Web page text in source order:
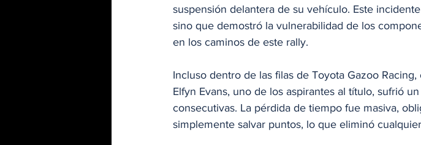
suspensión delantera de su vehículo. Este
sino que demostró la vulnerabilidad de los
en los caminos de este rally.
Incluso dentro de las filas de Toyota Gazoo
Elfyn Evans, uno de los aspirantes al título, sufrió
consecutivas. La pérdida de tiempo fue masiva,
simplemente salvar puntos, lo que eliminó